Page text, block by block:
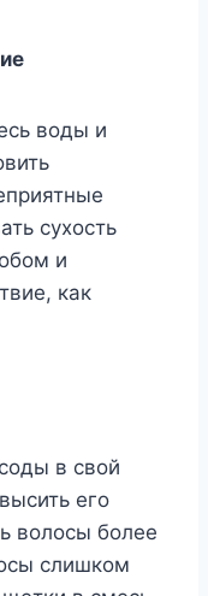
воды и
сухость
и
как
в свой
его
волосы более
слишком